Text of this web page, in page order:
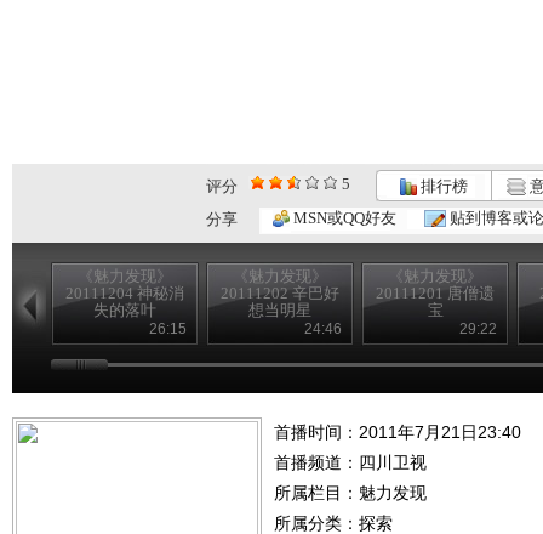
评分 5 排行榜
分享
MSN或QQ好友 贴到博客或
《魅力发现》
20111204 神秘消
失的落叶
26:15
《魅力发现》
20111202 辛巴好
想当明星
24:46
《魅力发现》
20111201 唐僧遗
宝
29:22
首播时间：2011年7月21日23:40
首播频道： 四川卫视
所属栏目： 魅力发现
所属分类：探索